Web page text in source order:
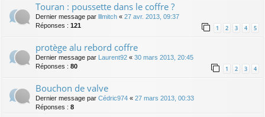
Touran : poussette dans le coffre ?
Dernier message par lllmitch « 27 avr. 2013, 09:37
Réponses : 121 1 2 3 4 5
protège alu rebord coffre
Dernier message par Laurent92 « 30 mars 2013, 20:45
Réponses : 80 1 2 3 4
Bouchon de valve
Dernier message par Cédric974 « 27 mars 2013, 00:33
Réponses : 8